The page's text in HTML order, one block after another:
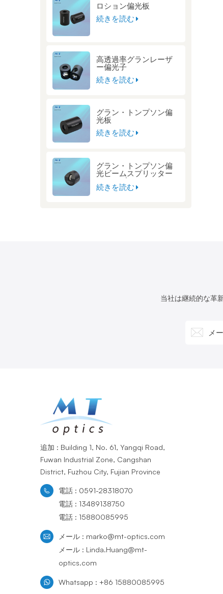
ロション偏光板
続きを読む
高透過率グランレーザ
ー偏光子
続きを読む
グラン・トンプソン偏
光板
続きを読む
グラン・トンプソン偏
光ビームスプリッター
キューブ
続きを読む
当社は継続的な革
追加 : Building 1, No. 61, Yangqi Road,
Fuwan Industrial Zone, Cangshan
District, Fuzhou City, Fujian Province
電話 : 0591-28318070
電話 : 13489138750
電話 : 15880085995
メール : marko@mt-optics.com
メール : Linda.Huang@mt-
optics.com
Whatsapp : +86 15880085995